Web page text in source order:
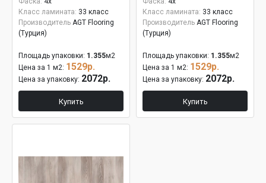
Класс ламината: 33 класс
Производитель AGT Flooring
(Турция)
Площадь упаковки: 1.355м2
Цена за 1 м2: 1529р.
Цена за упаковку: 2072р.
Купить
Класс ламината: 33 класс
Производитель AGT Flooring
(Турция)
Площадь упаковки: 1.355м2
Цена за 1 м2: 1529р.
Цена за упаковку: 2072р.
Купить